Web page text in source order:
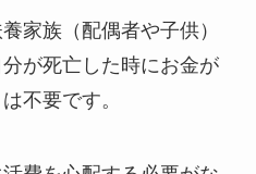
家族（配偶者や子供）
が死亡した時にお金が
不要です。